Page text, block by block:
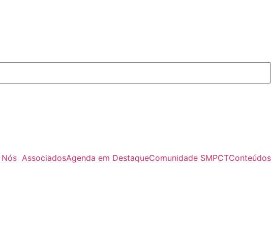
AssociadosAgenda em DestaqueComunidade SMPCTConteúdos